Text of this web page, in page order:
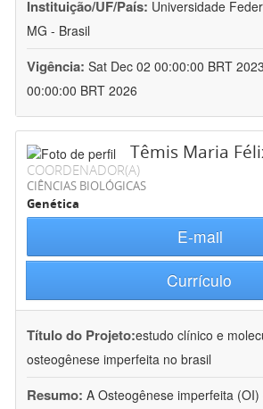
Instituição/UF/País: Universidade
MG - Brasil
Vigência: Sat Dec 02 00:00:00 BRT
00:00:00 BRT 2026
Têmis Maria
COORDENADOR(A)
CIÊNCIAS BIOLÓGICAS
Genética
E-mail
Currículo
Título do Projeto:estudo clínico e
osteogênese imperfeita no brasil
Resumo: A Osteogênese imperfeita